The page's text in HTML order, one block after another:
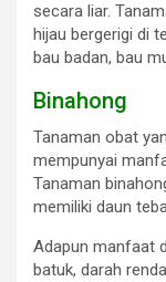
secara liar.
hijau bergerigi di
bau badan, bau
Binahong
Tanaman obat
mempunyai
Tanaman
memiliki daun
Adapun manfaat
batuk, darah